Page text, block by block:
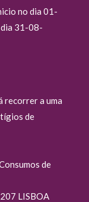
no dia 01-
31-08-
recorrer a uma
de
de
LISBOA